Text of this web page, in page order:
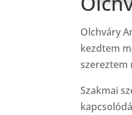
Olchváry
kezdtem
szereztem
Szakmai